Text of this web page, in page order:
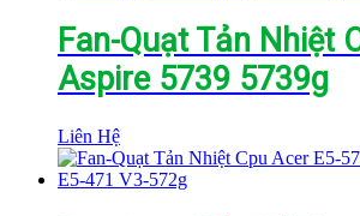
Fan-Quạt Tản Nhiệt
Aspire 5739 5739g
Liên Hệ